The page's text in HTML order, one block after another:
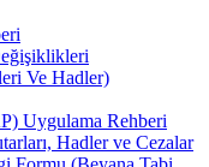
Ve Hadler)
Uygulama Rehberi
Hadler ve Cezalar